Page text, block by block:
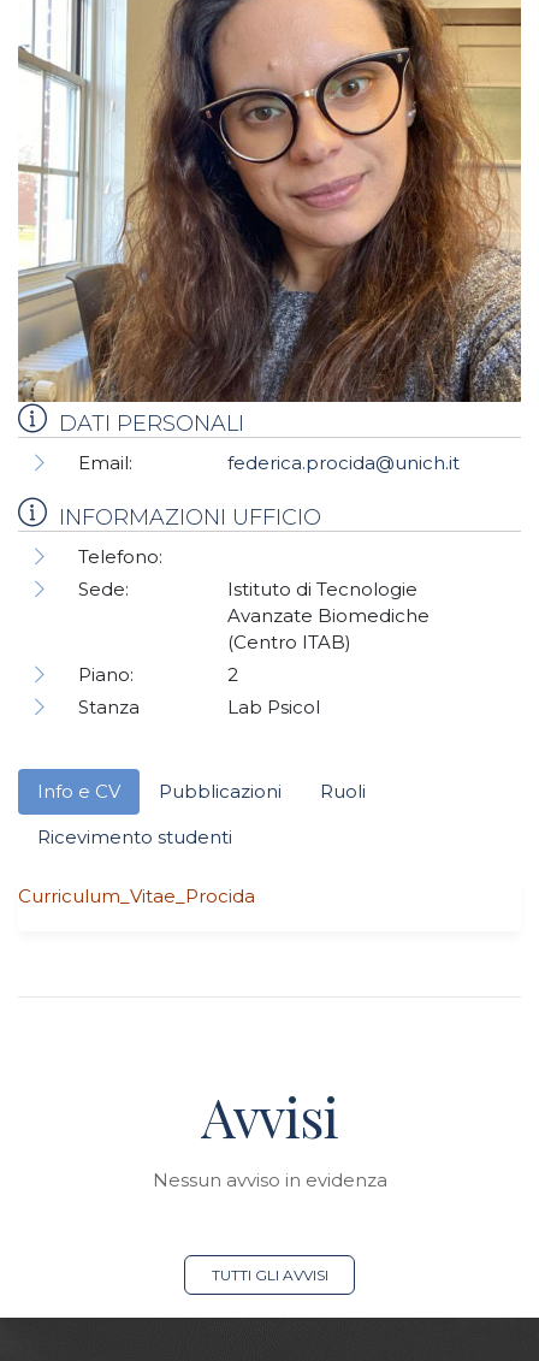
DATI PERSONALI
Email: federica.procida@unich.it
INFORMAZIONI UFFICIO
Telefono:
Sede:
Istituto di Tecnologie
Avanzate Biomediche
(Centro ITAB)
Piano:
2
Stanza
Lab Psicol
Info e CV Pubblicazioni
Ruoli
Ricevimento studenti
Curriculum_Vitae_Procida
Avvisi
Nessun avviso in evidenza
TUTTI GLI AVVISI